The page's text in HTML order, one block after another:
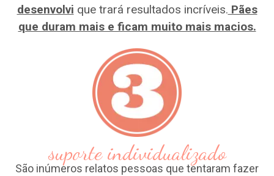
desenvolvi que trará resultados incríveis. Pães
que duram mais e ficam muito mais macios.
suporte individualizado
São inúmeros relatos pessoas que tentaram fazer